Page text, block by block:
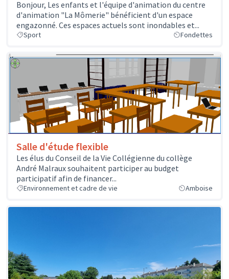
Bonjour, Les enfants et l'équipe d'animation du centre
d'animation "La Mômerie" bénéficient d'un espace
engazonné. Ces espaces actuels sont inondables et...
Sport Fondettes
Salle d'étude flexible
Les élus du Conseil de la Vie Collégienne du collège
André Malraux souhaitent participer au budget
participatif afin de financer...
Environnement et cadre de vie Amboise